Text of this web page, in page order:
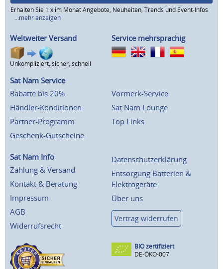
Erhalten Sie 1 x im Monat Angebote, Neuheiten, Trends und Event-Infos
...mehr anzeigen
Weltweiter Versand
Unkompliziert, sicher, schnell
Service mehrsprachig
Sat Nam Service
Rabatte bis 20%
Händler-Konditionen
Partner-Programm
Geschenk-Gutscheine
Vormerk-Service
Sat Nam Lounge
Top Links
Sat Nam Info
Zahlung & Versand
Kontakt & Beratung
Impressum
AGB
Widerrufsrecht
Datenschutzerklärung
Entsorgung Batterien &
Elektrogeräte
Über uns
Vertrag widerrufen
BIO zertifiziert
DE-ÖKO-007